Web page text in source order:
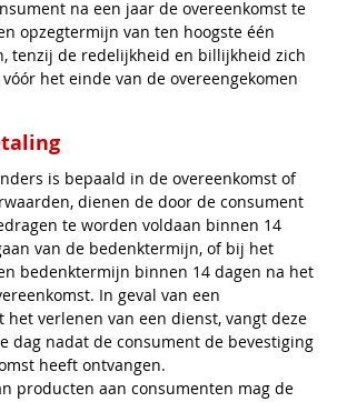
na een jaar de overeenkomst te
opzegtermijn van ten hoogste één
tenzij de redelijkheid en billijkheid zich
het einde van de overeengekomen
is bepaald in de overeenkomst of
dienen de door de consument
te worden voldaan binnen 14
van de bedenktermijn, of bij het
bedenktermijn binnen 14 dagen na het
In geval van een
het verlenen van een dienst, vangt deze
dag nadat de consument de bevestiging
heeft ontvangen.
producten aan consumenten mag de